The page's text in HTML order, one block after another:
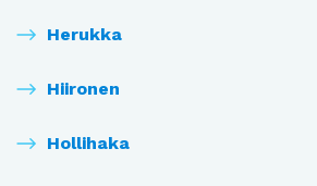
Herukka
Hiironen
Hollihaka